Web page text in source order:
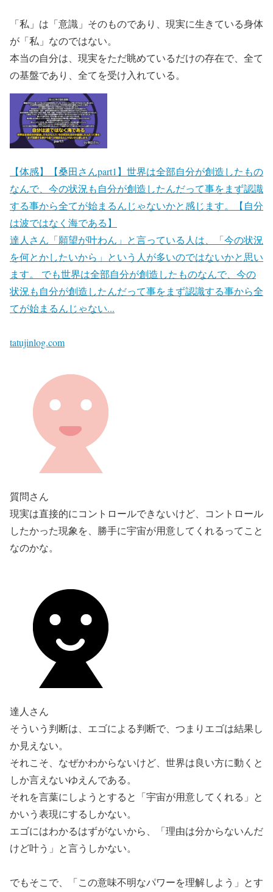
「私」は「意識」そのものであり、現実に生きている身体
が「私」なのではない。
本当の自分は、現実をただ眺めているだけの存在で、全て
の基盤であり、全てを受け入れている。
【体感】【桑田さんpart1】世界は全部自分が創造したもの
なんで、今の状況も自分が創造したんだって事をまず認識
する事から全てが始まるんじゃないかと感じます。【自分
は波ではなく海である】
達人さん「願望が叶わん」と言っている人は、「今の状況
を何とかしたいから」という人が多いのではないかと思い
ます。 でも世界は全部自分が創造したものなんで、今の
状況も自分が創造したんだって事をまず認識する事から全
てが始まるんじゃない...
tatujinlog.com
質問さん
現実は直接的にコントロールできないけど、コントロール
したかった現象を、勝手に宇宙が用意してくれるってこと
なのかな。
達人さん
そういう判断は、エゴによる判断で、つまりエゴは結果し
か見えない。
それこそ、なぜかわからないけど、世界は良い方に動くと
しか言えないゆえんである。
それを言葉にしようとすると「宇宙が用意してくれる」と
かいう表現にするしかない。
エゴにはわかるはずがないから、「理由は分からないんだ
けど叶う」と言うしかない。
でもそこで、「この意味不明なパワーを理解しよう」とす